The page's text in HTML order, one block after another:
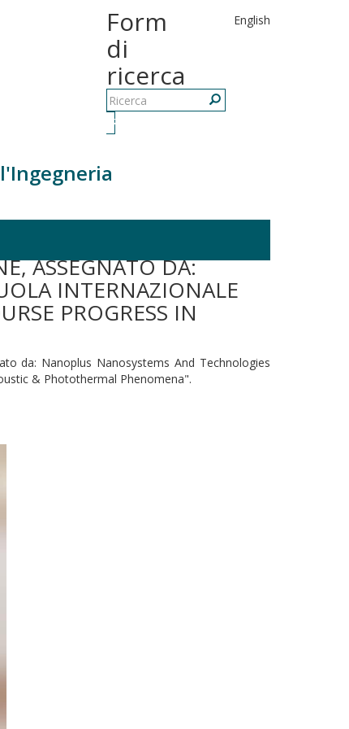
English
Form
di
ricerca
Ricerca
ASSEGNATO DA:
INTERNAZIONALE
PROGRESS IN
da: Nanoplus Nanosystems And Technologies
& Photothermal Phenomena".